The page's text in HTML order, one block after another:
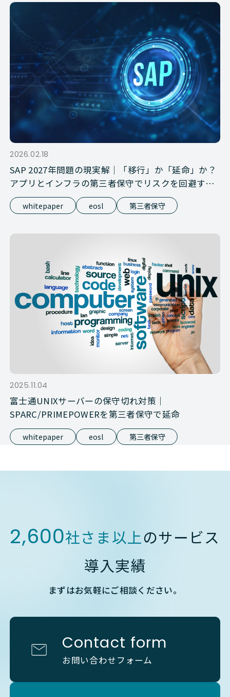
2026.02.18
SAP 2027年問題の現実解｜「移行」か「延命」か？
アプリとインフラの第三者保守でリスクを回避する
方法
whitepaper eosl 第三者保守
2025.11.04
富士通UNIXサーバーの保守切れ対策｜
SPARC/PRIMEPOWERを第三者保守で延命
whitepaper eosl 第三者保守
2,600社さま以上のサービス
導入実績
まずはお気軽にご相談ください。
Contact form
お問い合わせフォーム